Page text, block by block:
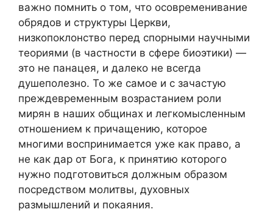
важно помнить о том, что осовременивание
обрядов и структуры Церкви,
низкопоклонство перед спорными научными
теориями (в частности в сфере биоэтики) —
это не панацея, и далеко не всегда
душеполезно. То же самое и с зачастую
преждевременным возрастанием роли
мирян в наших общинах и легкомысленным
отношением к причащению, которое
многими воспринимается уже как право, а
не как дар от Бога, к принятию которого
нужно подготовиться должным образом
посредством молитвы, духовных
размышлений и покаяния.